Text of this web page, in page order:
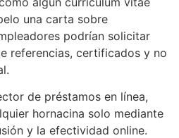
una carta sobre
podrían solicitar
referencias, certificados y no
de préstamos en línea,
hornacina solo mediante
y la efectividad online.